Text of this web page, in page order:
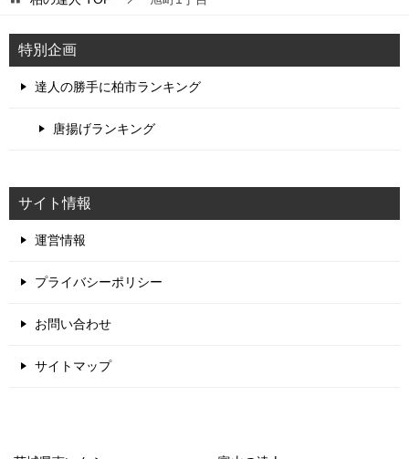
特別企画
達人の勝手に柏市ランキング
唐揚げランキング
サイト情報
運営情報
プライバシーポリシー
お問い合わせ
サイトマップ